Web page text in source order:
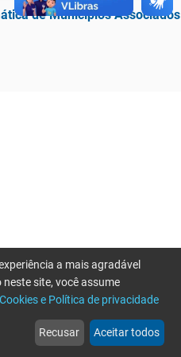
de Municípios Associados
web
Notícias
more_horiz
Mais
a mais agradável
site, você assume
e Política de privacidade
Recusar Aceitar todos
tente novamente